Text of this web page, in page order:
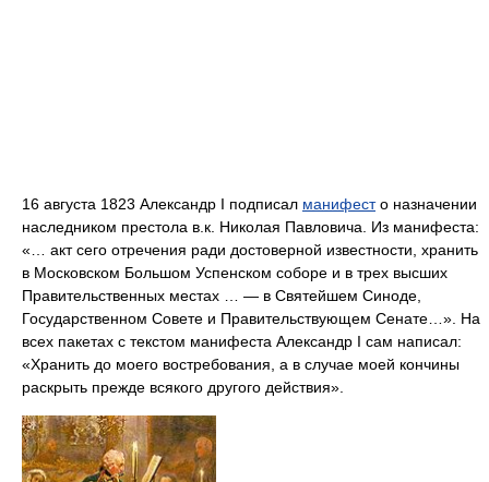
16 августа 1823 Александр I подписал манифесто назначении
наследником престола в.к. Николая Павловича. Из манифеста:
«… акт сего отречения ради достоверной известности, хранить
в Московском Большом Успенском соборе и в трех высших
Правительственных местах … — в Святейшем Синоде,
Государственном Совете и Правительствующем Сенате…». На
всех пакетах с текстом манифеста Александр I сам написал:
«Хранить до моего востребования, а в случае моей кончины
раскрыть прежде всякого другого действия».